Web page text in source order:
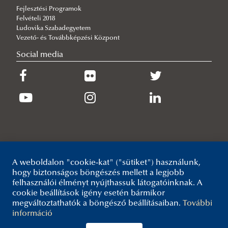
2026/06/29
Látogatás a védelmi és biztonsági ipari világkiállításon
2026/06/25
2026/06/23
Tisztjelöltek befogadása
Fejlesztési Programok
Felvételi 2018
Ludovika Szabadegyetem
Vezető- és Továbbképzési Központ
Social media
A weboldalon "cookie-kat" ("sütiket") használunk,
hogy biztonságos böngészés mellett a legjobb
felhasználói élményt nyújthassuk látogatóinknak. A
cookie beállítások igény esetén bármikor
megváltoztathatók a böngésző beállításaiban. További
információ